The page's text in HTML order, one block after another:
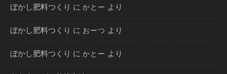
ぼかし肥料つくり に かとー より
ぼかし肥料つくり に おーつ より
ぼかし肥料つくり に かとー より